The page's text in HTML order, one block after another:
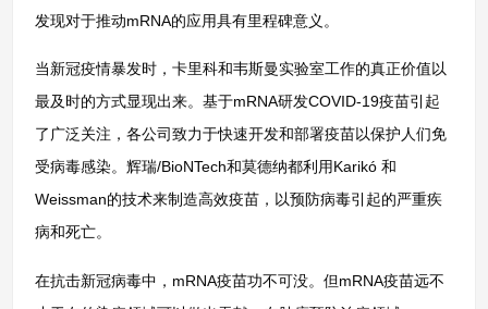
发现对于推动mRNA的应用具有里程碑意义。
当新冠疫情暴发时，卡里科和韦斯曼实验室工作的真正价值以
最及时的方式显现出来。基于mRNA研发COVID-19疫苗引起
了广泛关注，各公司致力于快速开发和部署疫苗以保护人们免
受病毒感染。辉瑞/BioNTech和莫德纳都利用Karikó 和
Weissman的技术来制造高效疫苗，以预防病毒引起的严重疾
病和死亡。
在抗击新冠病毒中，mRNA疫苗功不可没。但mRNA疫苗远不